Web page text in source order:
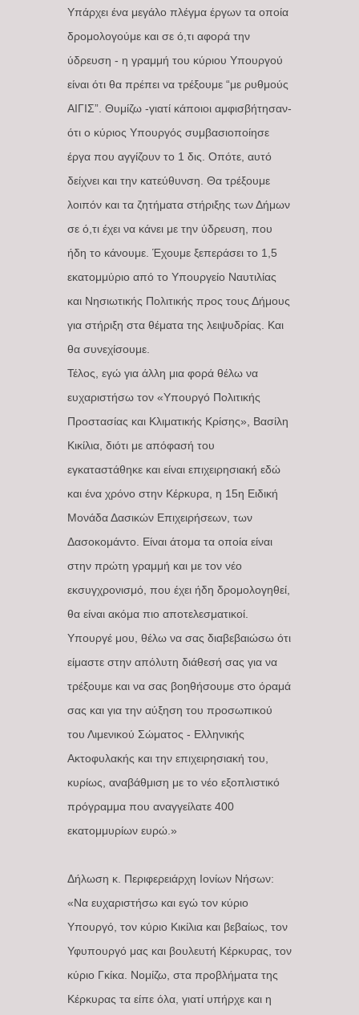
Υπάρχει ένα μεγάλο πλέγμα έργων τα οποία
δρομολογούμε και σε ό,τι αφορά την
ύδρευση - η γραμμή του κύριου Υπουργού
είναι ότι θα πρέπει να τρέξουμε “με ρυθμούς
ΑΙΓΙΣ”. Θυμίζω -γιατί κάποιοι αμφισβήτησαν-
ότι ο κύριος Υπουργός συμβασιοποίησε
έργα που αγγίζουν το 1 δις. Οπότε, αυτό
δείχνει και την κατεύθυνση. Θα τρέξουμε
λοιπόν και τα ζητήματα στήριξης των Δήμων
σε ό,τι έχει να κάνει με την ύδρευση, που
ήδη το κάνουμε. Έχουμε ξεπεράσει το 1,5
εκατομμύριο από το Υπουργείο Ναυτιλίας
και Νησιωτικής Πολιτικής προς τους Δήμους
για στήριξη στα θέματα της λειψυδρίας. Και
θα συνεχίσουμε.
Τέλος, εγώ για άλλη μια φορά θέλω να
ευχαριστήσω τον «Υπουργό Πολιτικής
Προστασίας και Κλιματικής Κρίσης», Βασίλη
Κικίλια, διότι με απόφασή του
εγκαταστάθηκε και είναι επιχειρησιακή εδώ
και ένα χρόνο στην Κέρκυρα, η 15η Ειδική
Μονάδα Δασικών Επιχειρήσεων, των
Δασοκομάντο. Είναι άτομα τα οποία είναι
στην πρώτη γραμμή και με τον νέο
εκσυγχρονισμό, που έχει ήδη δρομολογηθεί,
θα είναι ακόμα πιο αποτελεσματικοί.
Υπουργέ μου, θέλω να σας διαβεβαιώσω ότι
είμαστε στην απόλυτη διάθεσή σας για να
τρέξουμε και να σας βοηθήσουμε στο όραμά
σας και για την αύξηση του προσωπικού
του Λιμενικού Σώματος - Ελληνικής
Ακτοφυλακής και την επιχειρησιακή του,
κυρίως, αναβάθμιση με το νέο εξοπλιστικό
πρόγραμμα που αναγγείλατε 400
εκατομμυρίων ευρώ.»
Δήλωση κ. Περιφερειάρχη Ιονίων Νήσων:
«Να ευχαριστήσω και εγώ τον κύριο
Υπουργό, τον κύριο Κικίλια και βεβαίως, τον
Υφυπουργό μας και βουλευτή Κέρκυρας, τον
κύριο Γκίκα. Νομίζω, στα προβλήματα της
Κέρκυρας τα είπε όλα, γιατί υπήρχε και η